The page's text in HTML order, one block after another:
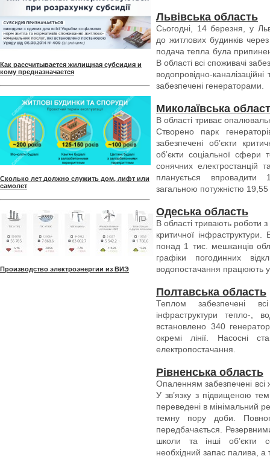
Как рассчитывается жилищная субсидия и
кому предназначается
Сколько лет должно служить дом, лифт или
самолет
Производство электроэнергии из ВИЭ
Львівська область
Сьогодні, 14 березня, у
до житлових будинків
подача тепла була
В області всі споживачі
водопровідно-
забезпечені генераторами.
Миколаївська
В області триває
Створено парк
забезпечені обʼєкти
обʼєкти соціальної сфери
сонячних електростанцій
планується
загальною потужністю
Одеська область
В області тривають роботи з
критичної
понад 1 тис. мешканців
графіки погодинних
водопостачання працюють
Полтавська область
Теплом забезпечені
інфраструктури тепло-,
встановлено 340
окремі лінії. Насосні
електропостачання.
Рівненська область
Опаленням забезпечені всі
У зв’язку з підвищеною
переведені в мінімальний
темну пору доби.
передбачається.
школи та інші об’єкти
необхідний запас палива, а